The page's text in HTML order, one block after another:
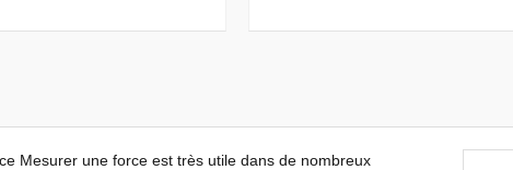
Mesurer une force est très utile dans de nombreux